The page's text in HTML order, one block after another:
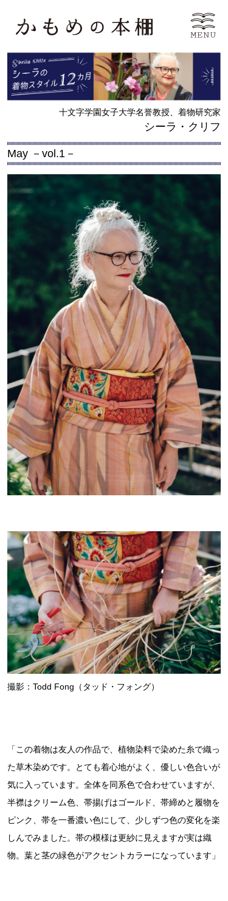
十文字学園女子大学名誉教授、着物研究家
シーラ・クリフ
May －vol.1－
撮影：Todd Fong（タッド・フォング）
「この着物は友人の作品で、植物染料で染めた糸で織っ
た草木染めです。とても着心地がよく、優しい色合いが
気に入っています。全体を同系色で合わせていますが、
半襟はクリーム色、帯揚げはゴールド、帯締めと履物を
ピンク、帯を一番濃い色にして、少しずつ色の変化を楽
しんでみました。帯の模様は更紗に見えますが実は織
物。葉と茎の緑色がアクセントカラーになっています」